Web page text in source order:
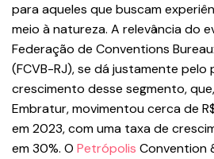
para aqueles que buscam
meio à natureza. A relevância do
Federação de Conventions
(FCVB-RJ), se dá justamente pelo
crescimento desse segmento,
Embratur, movimentou cerca de
em 2023, com uma taxa de
em 30%. O Petrópolis Convention